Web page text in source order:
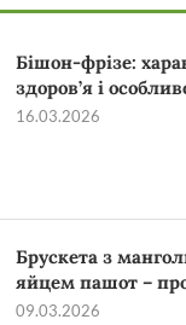
Бішон-фрізе:
здоров’я і
16.03.2026
Брускета з
яйцем пашот –
09.03.2026